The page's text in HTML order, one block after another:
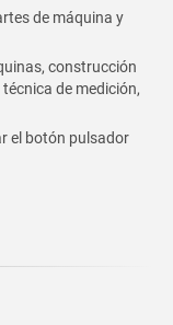
de máquina y
construcción
de medición,
el botón pulsador